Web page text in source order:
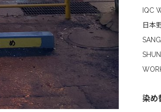
IQC
日本
染め